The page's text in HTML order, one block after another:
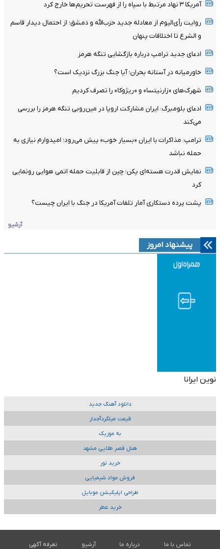
آمریکا ۳ نهاد مرتبط با سپاه را از فهرست تحریم‌ها خارج کرد
روایت رأی‌الیوم از معادله جدید حزب‌الله و دمشق؛ از احتمال دیدار قاسم
و الشرع تا اختلافات پنهان
ادعای جدید ترامپ درباره بازگشایی تنگه هرمز
خاورمیانه در آستانه بحران؛ آیا جنگ بزرگ نزدیک است؟
شهرک‌های «زارنیتسا» و «ریژوکا» را تصرف کردیم
ادعای بلومبرگ: ایران مشارکت اروپا در مین‌روبی تنگه هرمز را بررسی
می‌کند
ترامپ: مذاکرات با ایران «بسیار خوب» پیش می‌رود؛ امیدوارم نیازی به
حمله نباشد
نمایش قدرت هسته‌ای پکن؛ چین از قابلیت حمله اتمی هوایی رونمایی
کرد
پشت پرده دستکاری آمار تلفات آمریکا در جنگ با ایران چیست؟
آرشیو
پیشنهاد امروز
نوین ایرانا
دانلود آهنگ جدید
قیمت میلگردآجدار
به موزیک
هتل قصر طلایی مشهد
خرید تور
فروش مواد شیمیایی
طراحی اپلیکیشن موبایل
خرید عطر
تماس با ما درباره ما آرشیو
تعرفه آگهی